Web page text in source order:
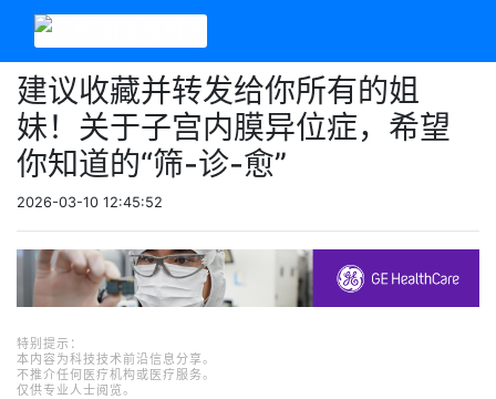
建议收藏并转发给你所有的姐
妹！关于子宫内膜异位症，希望
你知道的“筛-诊-愈”
2026-03-10 12:45:52
特别提示：
本内容为科技技术前沿信息分享。
不推介任何医疗机构或医疗服务。
仅供专业人士阅览。